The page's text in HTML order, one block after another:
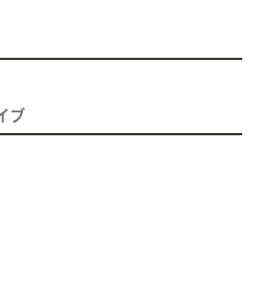
ブ